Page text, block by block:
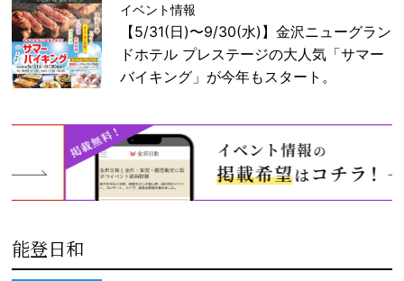
イベント情報
【5/31(日)〜9/30(水)】金沢ニューグラン
ドホテル プレステージの大人気「サマー
バイキング」が今年もスタート。
能登日和